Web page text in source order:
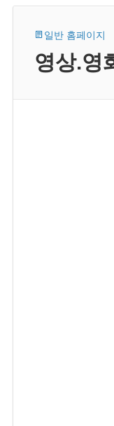
일반 홈페이지
영상.영